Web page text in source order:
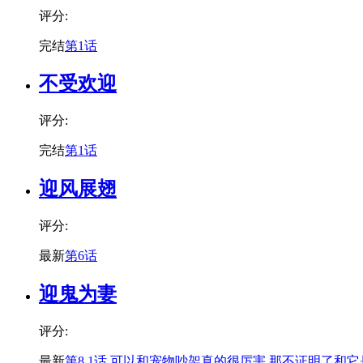
评分:
完结第1话
不受欢迎
评分:
完结第1话
迎风展翅
评分:
最新第6话
迎鬼为妻
评分: